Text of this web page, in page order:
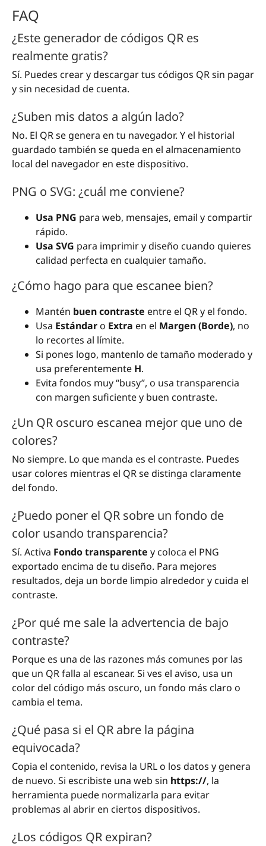
FAQ
¿Este generador de códigos QR es
realmente gratis?
Sí. Puedes crear y descargar tus códigos QR sin pagar
y sin necesidad de cuenta.
¿Suben mis datos a algún lado?
No. El QR se genera en tu navegador. Y el historial
guardado también se queda en el almacenamiento
local del navegador en este dispositivo.
PNG o SVG: ¿cuál me conviene?
Usa PNG para web, mensajes, email y compartir
rápido.
Usa SVG para imprimir y diseño cuando quieres
calidad perfecta en cualquier tamaño.
¿Cómo hago para que escanee bien?
Mantén buen contraste entre el QR y el fondo.
Usa Estándar o Extra en el Margen (Borde), no
lo recortes al límite.
Si pones logo, mantenlo de tamaño moderado y
usa preferentemente H.
Evita fondos muy “busy”, o usa transparencia
con margen suficiente y buen contraste.
¿Un QR oscuro escanea mejor que uno de
colores?
No siempre. Lo que manda es el contraste. Puedes
usar colores mientras el QR se distinga claramente
del fondo.
¿Puedo poner el QR sobre un fondo de
color usando transparencia?
Sí. Activa Fondo transparente y coloca el PNG
exportado encima de tu diseño. Para mejores
resultados, deja un borde limpio alrededor y cuida el
contraste.
¿Por qué me sale la advertencia de bajo
contraste?
Porque es una de las razones más comunes por las
que un QR falla al escanear. Si ves el aviso, usa un
color del código más oscuro, un fondo más claro o
cambia el tema.
¿Qué pasa si el QR abre la página
equivocada?
Copia el contenido, revisa la URL o los datos y genera
de nuevo. Si escribiste una web sin https://, la
herramienta puede normalizarla para evitar
problemas al abrir en ciertos dispositivos.
¿Los códigos QR expiran?